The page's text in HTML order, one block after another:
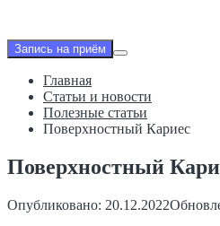
Запись на приём
Главная
Статьи и новости
Полезные статьи
Поверхностный Кариес
Поверхностный
Опубликовано: 20.12.2022